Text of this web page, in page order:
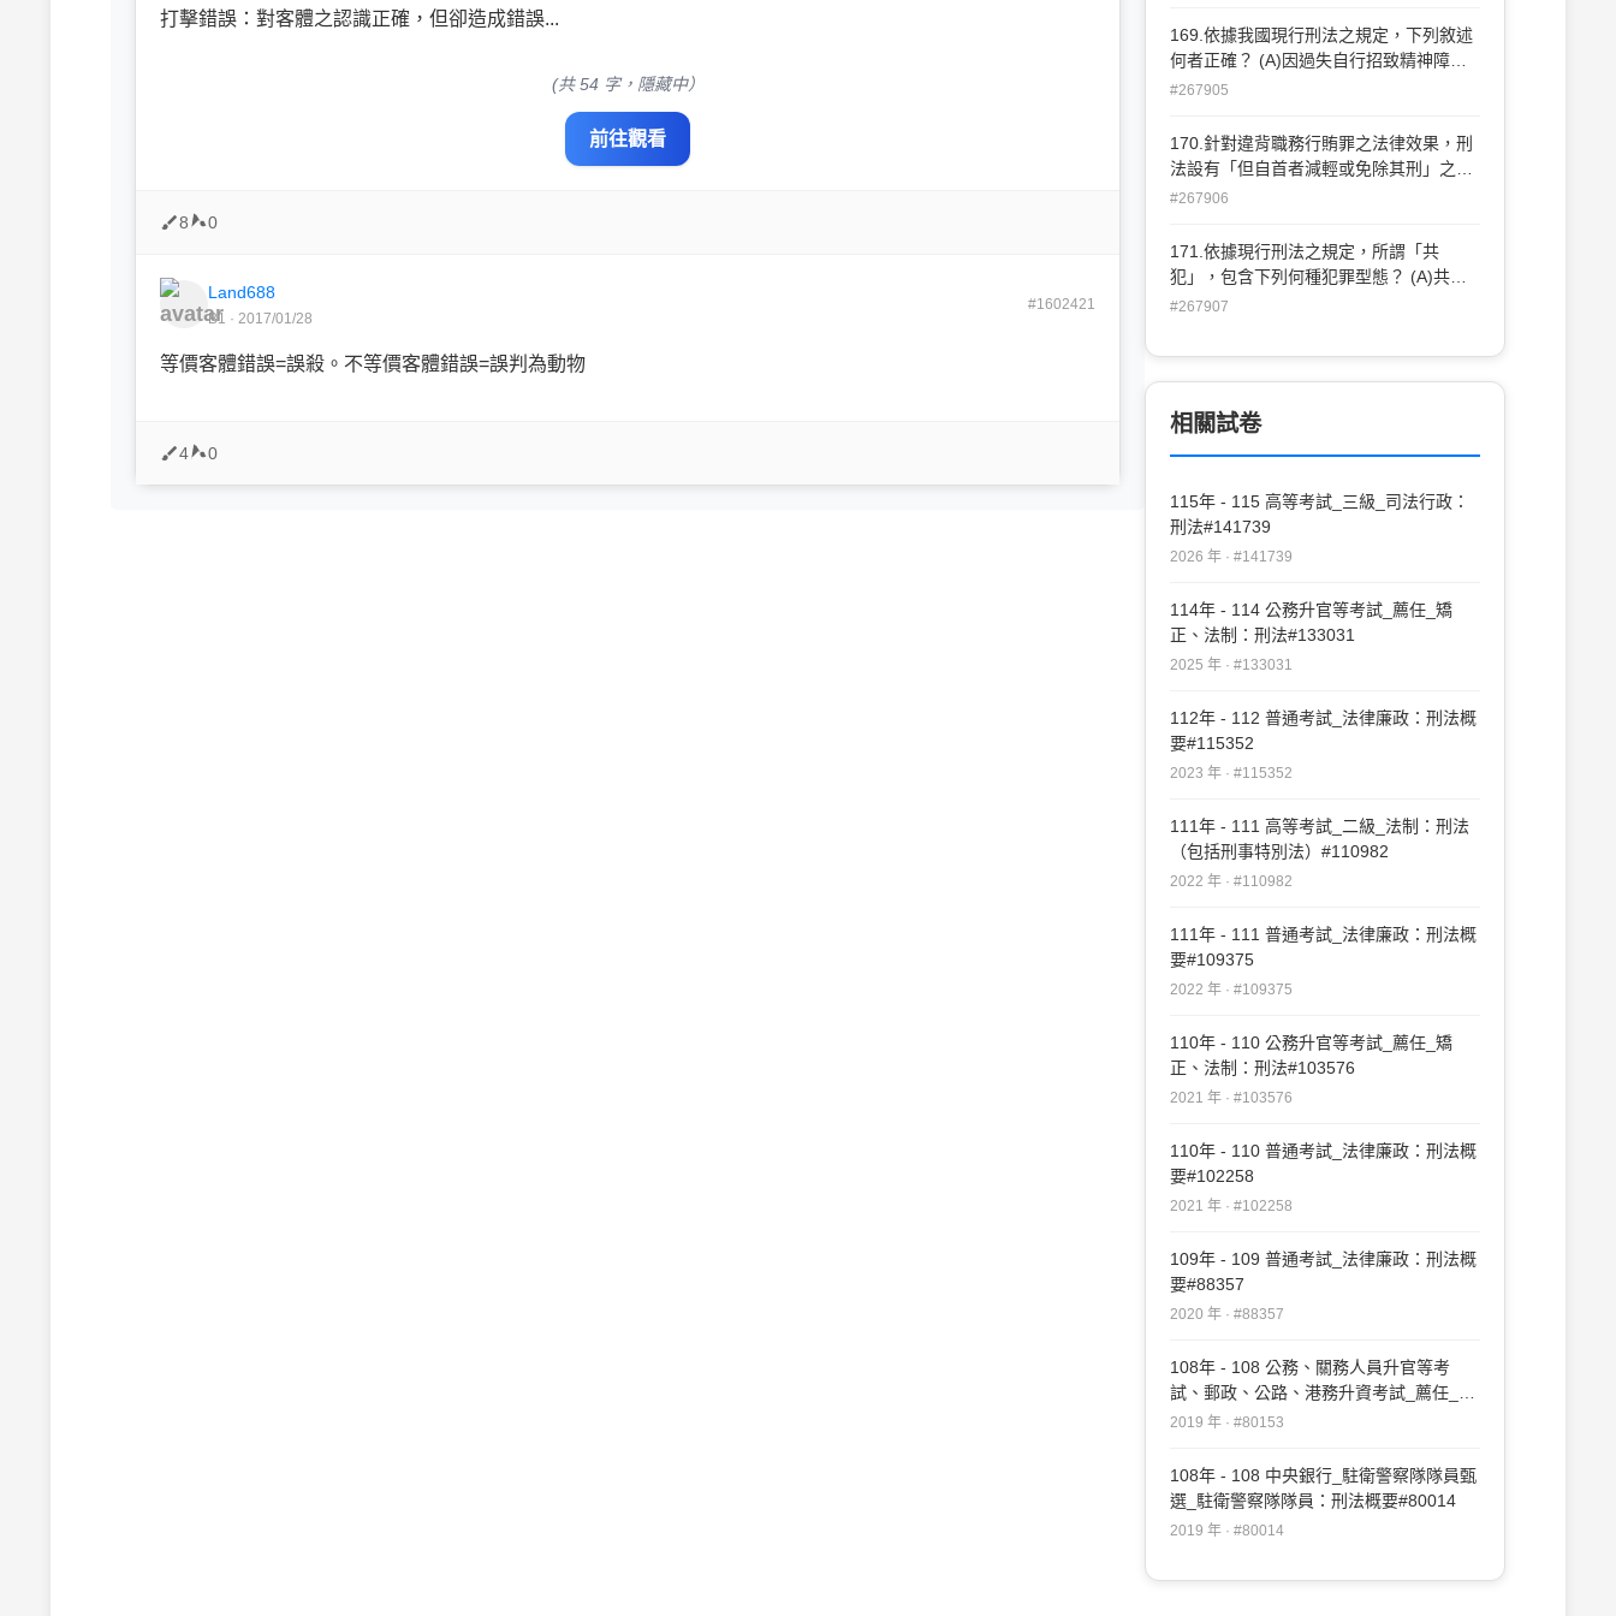
打擊錯誤：對客體之認識正確，但卻造成錯誤...
(共 54 字，隱藏中）
前往觀看
8 0
Land688
B1 · 2017/01/28
#1602421
等價客體錯誤=誤殺。不等價客體錯誤=誤判為動物
4 0
此種情形，在學理上稱為何種錯誤？ (A)
行為錯誤 (B)打擊錯誤 (C)客體錯誤 (D)方
169.依據我國現行刑法之規定，下列敘述
何者正確？ (A)因過失自行招致精神障
礙，致行為時不能辨識其行為違法者，為
為，不罰 (C)十四歲以上十八歲以下人之
行為，減輕其刑 (D)滿八十歲人之行為，
#267905
170.針對違背職務行賄罪之法律效果，刑
法設有「但自首者減輕或免除其刑」之但
書規定，此種將原本已成立之可罰性不再
個人阻卻刑罰事由 (B)個人解除刑罰事由
(C)個人阻卻責任事由 (D)個人解除責任事
#267906
171.依據現行刑法之規定，所謂「共
犯」，包含下列何種犯罪型態？ (A)共同
正犯、教唆犯、幫助犯 (B)間接正犯、教
教唆犯、幫助犯 (D)教唆犯、幫助犯
#267907
相關試卷
115年 - 115 高等考試_三級_司法行政：
刑法#141739
2026 年 · #141739
114年 - 114 公務升官等考試_薦任_矯
正、法制：刑法#133031
2025 年 · #133031
112年 - 112 普通考試_法律廉政：刑法概
要#115352
2023 年 · #115352
111年 - 111 高等考試_二級_法制：刑法
（包括刑事特別法）#110982
2022 年 · #110982
111年 - 111 普通考試_法律廉政：刑法概
要#109375
2022 年 · #109375
110年 - 110 公務升官等考試_薦任_矯
正、法制：刑法#103576
2021 年 · #103576
110年 - 110 普通考試_法律廉政：刑法概
要#102258
2021 年 · #102258
109年 - 109 普通考試_法律廉政：刑法概
要#88357
2020 年 · #88357
108年 - 108 公務、關務人員升官等考
試、郵政、公路、港務升資考試_薦任_矯
正、法制：刑法#80153
2019 年 · #80153
108年 - 108 中央銀行_駐衛警察隊隊員甄
選_駐衛警察隊隊員：刑法概要#80014
2019 年 · #80014